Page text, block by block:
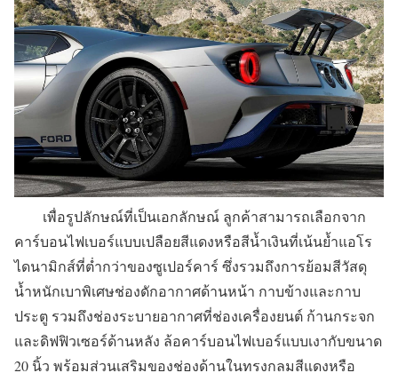
เพื่อรูปลักษณ์ที่เป็นเอกลักษณ์ ลูกค้าสามารถเลือกจาก
คาร์บอนไฟเบอร์แบบเปลือยสีแดงหรือสีน้ำเงินที่เน้นย้ำแอโร
ไดนามิกส์ที่ต่ำกว่าของซูเปอร์คาร์ ซึ่งรวมถึงการย้อมสีวัสดุ
น้ำหนักเบาพิเศษช่องดักอากาศด้านหน้า กาบข้างและกาบ
ประตู รวมถึงช่องระบายอากาศที่ช่องเครื่องยนต์ ก้านกระจก
และดิฟฟิวเซอร์ด้านหลัง ล้อคาร์บอนไฟเบอร์แบบเงากับขนาด
20 นิ้ว พร้อมส่วนเสริมของช่องด้านในทรงกลมสีแดงหรือ